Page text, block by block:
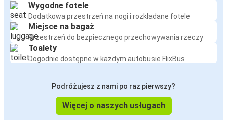
Wygodne fotele
Dodatkowa przestrzeń na nogi i rozkładane fotele
Miejsce na bagaż
Przestrzeń do bezpiecznego przechowywania rzeczy
Toalety
Dogodnie dostępne w każdym autobusie FlixBus
Podróżujesz z nami po raz pierwszy?
Więcej o naszych usługach